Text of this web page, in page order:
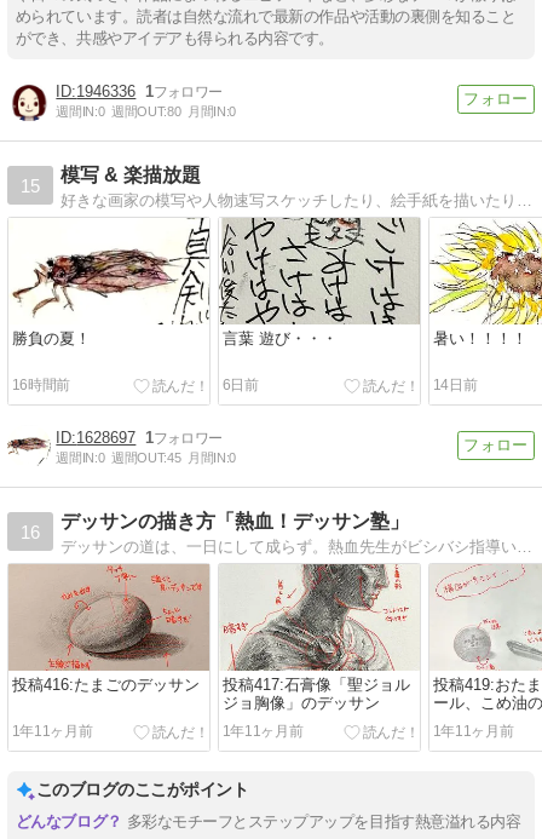
められています。読者は自然な流れで最新の作品や活動の裏側を知ること
ができ、共感やアイデアも得られる内容です。
1946336 1
週間IN:0 週間OUT:80 月間IN:0
15
模写 & 楽描放題
勝負の夏！
16時間前
言葉 遊び・・・
6日前
暑い！！！！
14日前
1628697 1
週間IN:0 週間OUT:45 月間IN:0
16
デッサンの描き方「熱血！デッサン塾」
投稿416:たまごのデッサン
1年11ヶ月前
投稿417:石膏像「聖ジョル
ジョ胸像」のデッサン
1年11ヶ月前
投稿419:おた
ール、こめ油
1年11ヶ月前
このブログのここがポイント
多彩なモチーフとステップアップを目指す熱意溢れる内容